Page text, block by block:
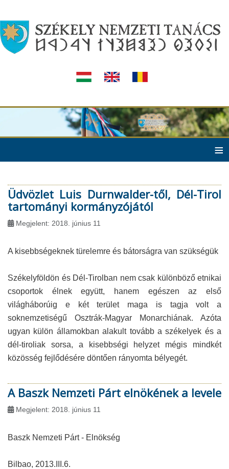
≡
Üdvözlet Luis Durnwalder-től, Dél-Tirol
tartományi kormányzójától
Megjelent: 2018. június 11
A kisebbségeknek türelemre és bátorságra van szükségük
Székelyföldön és Dél-Tirolban nem csak különböző etnikai
csoportok élnek együtt, hanem egészen az első
világháborúig e két terület maga is tagja volt a
soknemzetiségű Osztrák-Magyar Monarchiának. Azóta
ugyan külön államokban alakult tovább a székelyek és a
dél-tiroliak sorsa, a kisebbségi helyzet mégis mindkét
közösség fejlődésére döntően rányomta bélyegét.
A Baszk Nemzeti Párt elnökének a levele
Megjelent: 2018. június 11
Baszk Nemzeti Párt - Elnökség
Bilbao, 2013.III.6.